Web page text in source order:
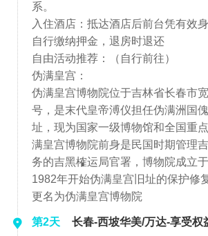
系。
入住酒店：抵达酒店后前台凭有效
自行缴纳押金，退房时退还
自由活动推荐：（自行前往）
伪满皇宫：
伪满皇宫博物院位于吉林省长春市
号，是末代皇帝溥仪担任伪满洲国
址，现为国家一级博物馆和全国重
满皇宫博物院前身是民国时期管理
务的吉黑榷运局官署，博物院成立
1982年开始伪满皇宫旧址的保护修
更名为伪满皇宫博物院
第2天
长春-西坡华美/万达-享受权